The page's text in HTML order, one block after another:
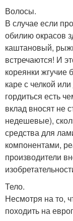
Волосы.
В случае если
обилию окрасов
каштановый,
встречаются! И
кореянки жгучие
каре с челкой
гордиться есть
вклад вносят не
недешевые),
средства для
компонентами,
производители
Тело.
Несмотря на то,
походить на